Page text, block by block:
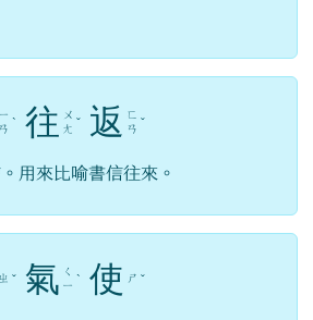
ㄧ
ㄢ ˋ 往 ㄨ
ㄤ ˇ 返 ㄈ
ㄢ ˇ
用來比喻書信往來。
ㄓ ˇ 氣 ㄑ
ㄧ ˋ 使 ㄕ ˇ